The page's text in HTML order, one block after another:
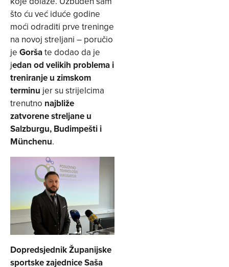
što ću već iduće godine
moći odraditi prve treninge
na novoj streljani – poručio
je Goršate dodao da je
jedan od velikih problema i
treniranje u zimskom
terminu jer su strijelcima
trenutno najbliže
zatvorene streljane u
Salzburgu, Budimpešti i
Münchenu.
Dopredsjednik Županijske
sportske zajednice Saša